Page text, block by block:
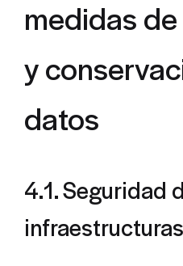
medidas
y
datos
4.1. Seguridad
infraestructuras